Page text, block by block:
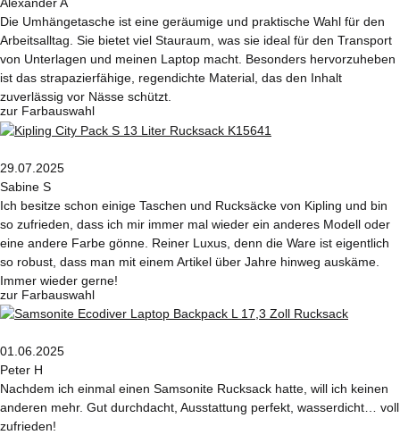
Die Umhängetasche ist eine geräumige und praktische Wahl für den
Arbeitsalltag. Sie bietet viel Stauraum, was sie ideal für den Transport
von Unterlagen und meinen Laptop macht. Besonders hervorzuheben
ist das strapazierfähige, regendichte Material, das den Inhalt
zuverlässig vor Nässe schützt.
zur Farbauswahl
29.07.2025
Sabine S
Ich besitze schon einige Taschen und Rucksäcke von Kipling und bin
so zufrieden, dass ich mir immer mal wieder ein anderes Modell oder
eine andere Farbe gönne. Reiner Luxus, denn die Ware ist eigentlich
so robust, dass man mit einem Artikel über Jahre hinweg auskäme.
Immer wieder gerne!
zur Farbauswahl
01.06.2025
Peter H
Nachdem ich einmal einen Samsonite Rucksack hatte, will ich keinen
anderen mehr. Gut durchdacht, Ausstattung perfekt, wasserdicht… voll
zufrieden!